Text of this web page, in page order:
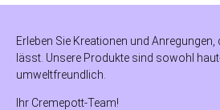
Erleben Sie Kreationen und Anregungen,
lässt. Unsere Produkte sind sowohl
umweltfreundlich.
Ihr Cremepott-Team!